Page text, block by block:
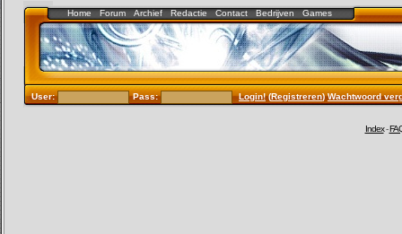
Home Forum Archief Redactie Contact Bedrijven Games
User: Pass: Login!(Registreren)Wachtwoord
Index-